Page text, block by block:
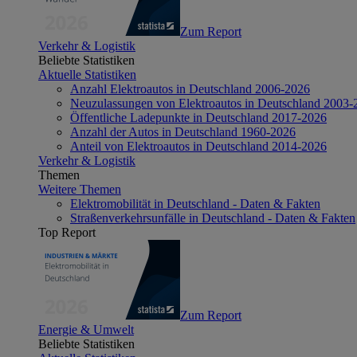
Zum Report
Verkehr & Logistik
Beliebte Statistiken
Aktuelle Statistiken
Anzahl Elektroautos in Deutschland 2006-2026
Neuzulassungen von Elektroautos in Deutschland 2003-
Öffentliche Ladepunkte in Deutschland 2017-2026
Anzahl der Autos in Deutschland 1960-2026
Anteil von Elektroautos in Deutschland 2014-2026
Verkehr & Logistik
Themen
Weitere Themen
Elektromobilität in Deutschland - Daten & Fakten
Straßenverkehrsunfälle in Deutschland - Daten & Fakten
Top Report
Zum Report
Energie & Umwelt
Beliebte Statistiken